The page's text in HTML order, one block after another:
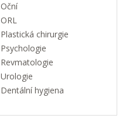
Oční
ORL
Plastická chirurgie
Psychologie
Revmatologie
Urologie
Dentální hygiena